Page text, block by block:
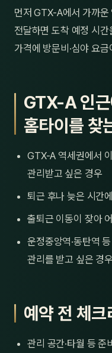
먼저 GTX-A에서 가까
전달하면 도착 예정 시간
가격에 방문비·심야 요
GTX-A 인근
홈타이를 찾
GTX-A 역세권에서
관리받고 싶은 경우
퇴근 후나 늦은 시간
출퇴근 이동이 잦아
운정중앙역·동탄역
관리를 받고 싶은 경
예약 전 체크
관리 공간·타월 등 준